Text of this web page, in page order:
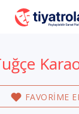
FAVORİME